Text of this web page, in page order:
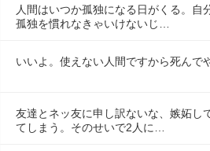
人間はいつか孤独になる日がくる。自
孤独を慣れなきゃいけないじ…
いいよ。使えない人間ですから死んで
友達とネッ友に申し訳ないな、嫉妬し
てしまう。そのせいで2人に…